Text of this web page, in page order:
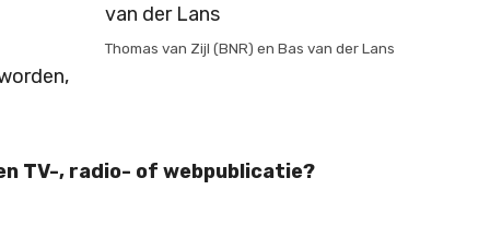
Thomas van Zijl (BNR) en Bas van der Lans
TV-, radio- of webpublicatie?